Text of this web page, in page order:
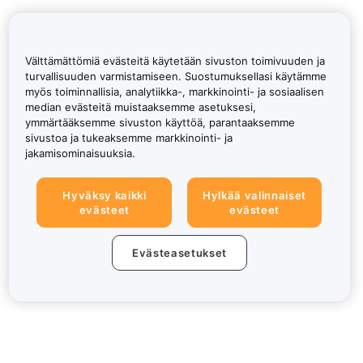
Välttämättömiä evästeitä käytetään sivuston toimivuuden ja
turvallisuuden varmistamiseen. Suostumuksellasi käytämme
myös toiminnallisia, analytiikka-, markkinointi- ja sosiaalisen
median evästeitä muistaaksemme asetuksesi,
ymmärtääksemme sivuston käyttöä, parantaaksemme
sivustoa ja tukeaksemme markkinointi- ja
jakamisominaisuuksia.
Hyväksy kaikki
evästeet
Hylkää valinnaiset
evästeet
Evästeasetukset